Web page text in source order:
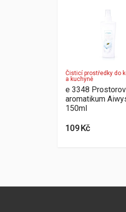
Čisticí prostředky do
a kuchyně
e 3348
aromatikum
150ml
109 Kč